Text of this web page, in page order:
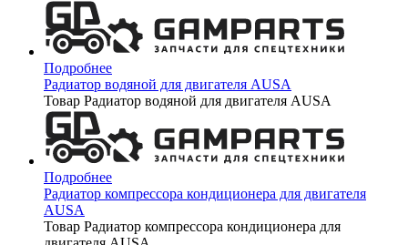
Подробнее
Радиатор водяной для двигателя AUSA
Товар Радиатор водяной для двигателя AUSA
Подробнее
Радиатор компрессора кондиционера для двигателя
AUSA
Товар Радиатор компрессора кондиционера для